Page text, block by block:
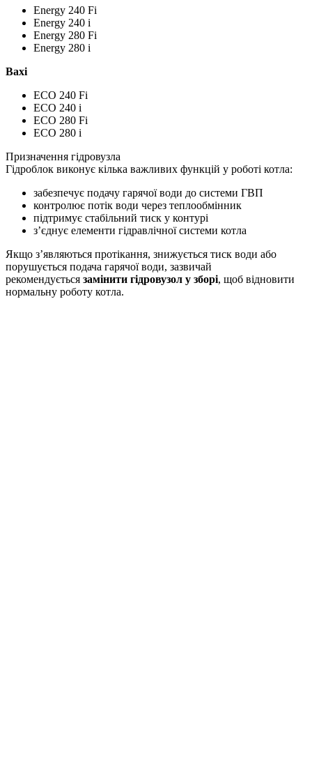
Energy 240 Fi
Energy 240 i
Energy 280 Fi
Energy 280 i
Baxi
ECO 240 Fi
ECO 240 i
ECO 280 Fi
ECO 280 i
Призначення гідровузла
Гідроблок виконує кілька важливих функцій у роботі котла:
забезпечує подачу гарячої води до системи ГВП
контролює потік води через теплообмінник
підтримує стабільний тиск у контурі
з’єднує елементи гідравлічної системи котла
Якщо з’являються протікання, знижується тиск води або
порушується подача гарячої води, зазвичай
рекомендується замінити гідровузол у зборі, щоб відновити
нормальну роботу котла.